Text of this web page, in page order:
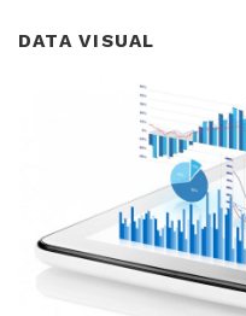
DATA VISUAL